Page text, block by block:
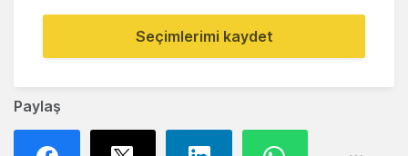
Paylaş
Seçimlerimi kaydet